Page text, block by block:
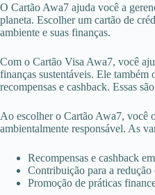
O Cartão Awa7 ajuda você a
planeta. Escolher um cartão de
ambiente e suas finanças.
Com o Cartão Visa Awa7, você
finanças sustentáveis. Ele também
recompensas e cashback. Essas
Ao escolher o Cartão Awa7, você
ambientalmente responsável. As
Recompensas e cashback
Contribuição para a redução
Promoção de práticas